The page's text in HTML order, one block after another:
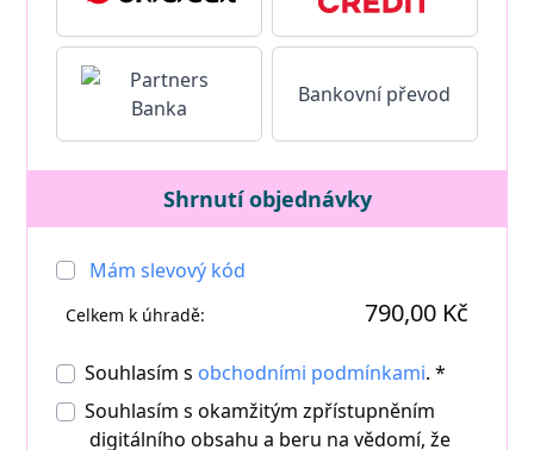
Bankovní převod
Shrnutí objednávky
Mám slevový kód
Celkem k úhradě: 790,00 Kč
Souhlasím s obchodními podmínkami. *
Souhlasím s okamžitým zpřístupněním
digitálního obsahu a beru na vědomí, že